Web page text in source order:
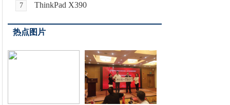
7 ThinkPad X390
热点图片